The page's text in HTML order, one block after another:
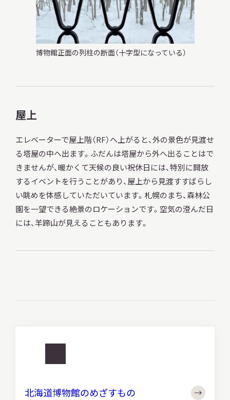
博物館正面の列柱の断面（十字型になっている）
屋上
エレベーターで屋上階（RF）へ上がると、外の景色が見渡せ
る塔屋の中へ出ます。ふだんは塔屋から外へ出ることはで
きませんが、暖かくて天候の良い祝休日には、特別に開放
するイベントを行うことがあり、屋上から見渡すすばらし
い眺めを体感していただいています。札幌のまち、森林公
園を一望できる絶景のロケーションです。空気の澄んだ日
には、羊蹄山が見えることもあります。
北
道
北海道博物館のめざすもの